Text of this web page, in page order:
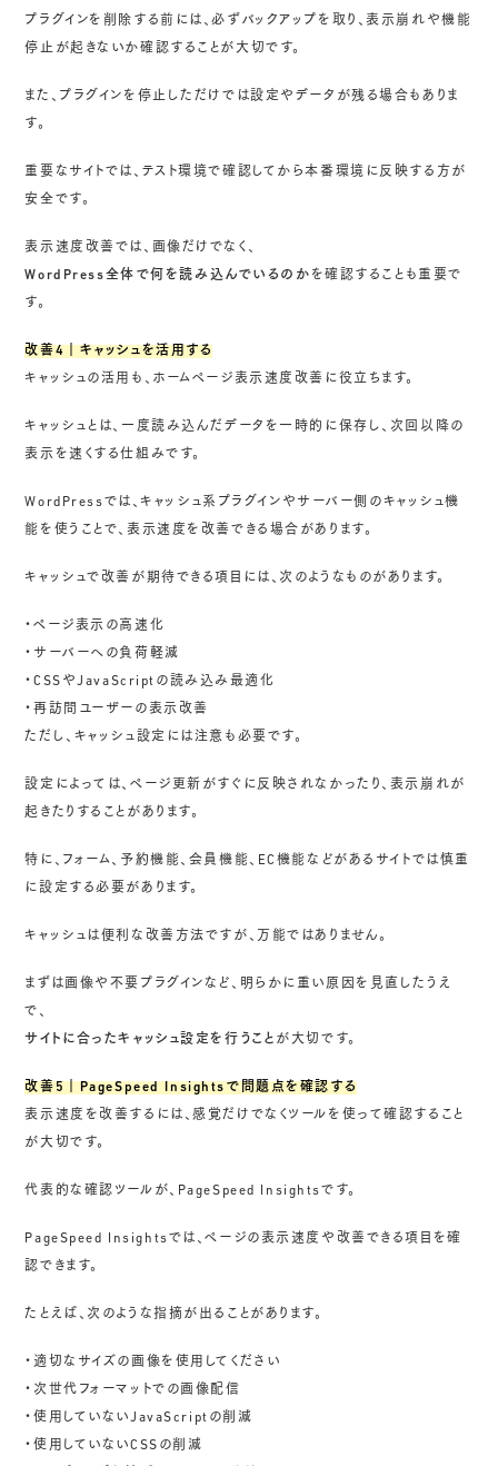
プラグインを削除する前には、必ずバックアップを取り、表示崩れや機能
停止が起きないか確認することが大切です。
また、プラグインを停止しただけでは設定やデータが残る場合もありま
す。
重要なサイトでは、テスト環境で確認してから本番環境に反映する方が
安全です。
表示速度改善では、画像だけでなく、
WordPress全体で何を読み込んでいるのか を確認することも重要で
す。
改善4｜キャッシュを活用する
キャッシュの活用も、ホームページ表示速度改善に役立ちます。
キャッシュとは、一度読み込んだデータを一時的に保存し、次回以降の
表示を速くする仕組みです。
WordPressでは、キャッシュ系プラグインやサーバー側のキャッシュ機
能を使うことで、表示速度を改善できる場合があります。
キャッシュで改善が期待できる項目には、次のようなものがあります。
・ページ表示の高速化
・サーバーへの負荷軽減
・CSSやJavaScriptの読み込み最適化
・再訪問ユーザーの表示改善
ただし、キャッシュ設定には注意も必要です。
設定によっては、ページ更新がすぐに反映されなかったり、表示崩れが
起きたりすることがあります。
特に、フォーム、予約機能、会員機能、EC機能などがあるサイトでは慎重
に設定する必要があります。
キャッシュは便利な改善方法ですが、万能ではありません。
まずは画像や不要プラグインなど、明らかに重い原因を見直したうえ
で、
サイトに合ったキャッシュ設定を行うこと が大切です。
改善5｜PageSpeed Insightsで問題点を確認する
表示速度を改善するには、感覚だけでなくツールを使って確認すること
が大切です。
代表的な確認ツールが、PageSpeed Insightsです。
PageSpeed Insightsでは、ページの表示速度や改善できる項目を確
認できます。
たとえば、次のような指摘が出ることがあります。
・適切なサイズの画像を使用してください
・次世代フォーマットでの画像配信
・使用していないJavaScriptの削減
・使用していないCSSの削減